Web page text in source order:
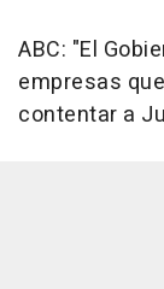
ABC: "El
empresas
contentar a